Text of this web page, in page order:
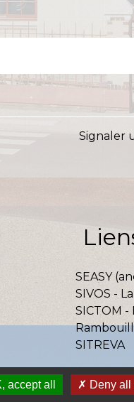
Signaler
SEASY
SIVOS -
SICTOM
SITREVA
accept all Deny